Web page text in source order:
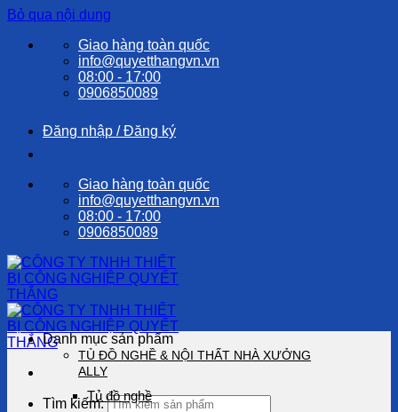
Bỏ qua nội dung
Giao hàng toàn quốc
info@quyetthangvn.vn
08:00 - 17:00
0906850089
Đăng nhập / Đăng ký
Giao hàng toàn quốc
info@quyetthangvn.vn
08:00 - 17:00
0906850089
Tìm kiếm:
Danh mục sản phẩm
TỦ ĐỒ NGHỀ & NỘI THẤT NHÀ XƯỞNG
ALLY
Tủ đồ nghề